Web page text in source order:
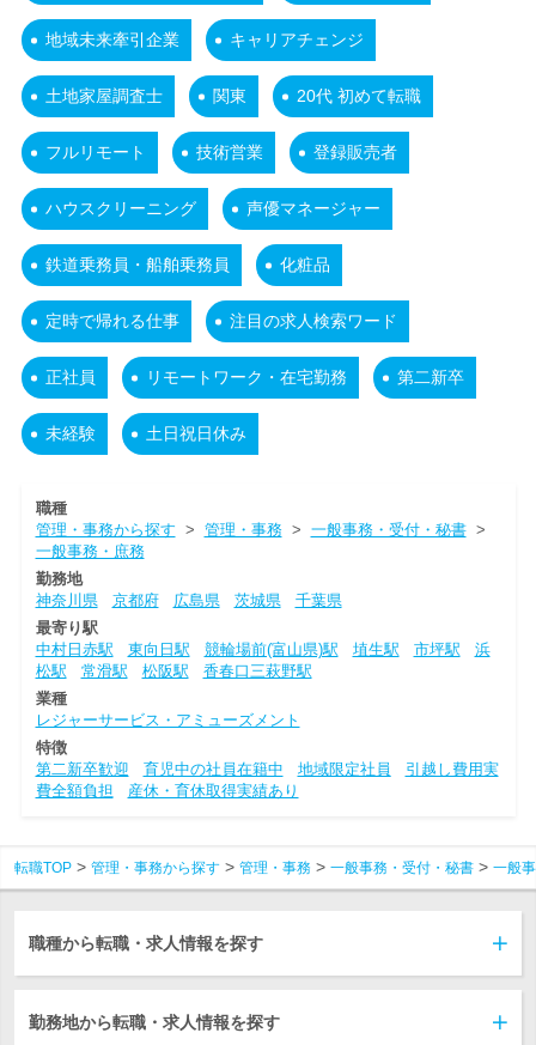
地域未来牽引企業 キャリアチェンジ
土地家屋調査士 関東 20代 初めて転職
フルリモート 技術営業 登録販売者
ハウスクリーニング 声優マネージャー
鉄道乗務員・船舶乗務員 化粧品
定時で帰れる仕事 注目の求人検索ワード
正社員 リモートワーク・在宅勤務 第二新卒
未経験 土日祝日休み
職種
管理・事務から探す > 管理・事務> 一般事務・受付・秘書>
一般事務・庶務
勤務地
神奈川県
京都府 広島県 茨城県
千葉県
最寄り駅
中村日赤駅
東向日駅 競輪場前(富山県)駅 埴生駅 市坪駅
浜
松駅
常滑駅 松阪駅
香春口三萩野駅
業種
レジャーサービス・アミューズメント
特徴
第二新卒歓迎
育児中の社員在籍中 地域限定社員
引越し費用実
費全額負担
産休・育休取得実績あり
転職TOP 管理・事務から探す 管理・事務 一般事務・受付・秘書 一般
職種から転職・求人情報を探す
勤務地から転職・求人情報を探す